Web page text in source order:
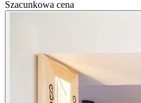
Szacunkowa cena